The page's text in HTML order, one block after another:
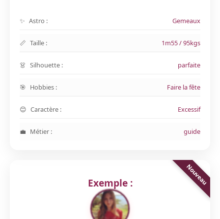
Astro : Gemeaux
Taille : 1m55 / 95kgs
Silhouette : parfaite
Hobbies : Faire la fête
Caractère : Excessif
Métier : guide
Exemple :